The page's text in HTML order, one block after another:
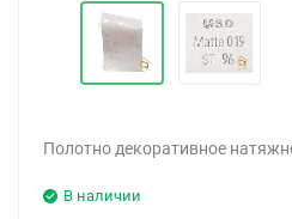
Полотно декоративное
В наличии